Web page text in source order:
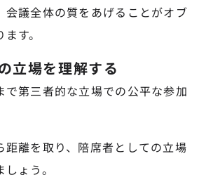
会議全体の質をあげることがオブ
す。
立場を理解する
で第三者的な立場での公平な参加
距離を取り、陪席者としての立場
ょう。